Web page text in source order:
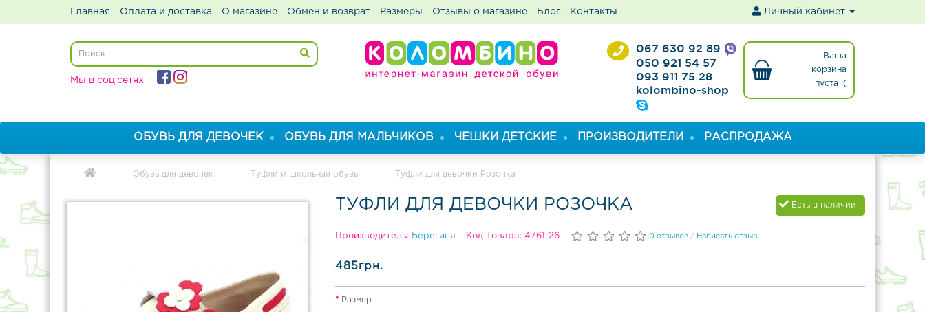
Главная Оплата и доставка О магазине Обмен и возврат Размеры Отзывы о магазине Блог Контакты Личный кабинет
Мы в соц.сетях
067 630 92 89
050 921 54 57
093 911 75 28
kolombino-shop
Ваша
корзина
пуста :(
ОБУВЬ ДЛЯ ДЕВОЧЕК ОБУВЬ ДЛЯ МАЛЬЧИКОВ ЧЕШКИ ДЕТСКИЕ ПРОИЗВОДИТЕЛИ РАСПРОДАЖА
Обувь для девочек Туфли и школьная обувь Туфли для девочки Розочка
ТУФЛИ ДЛЯ ДЕВОЧКИ РОЗОЧКА Есть в наличии
Производитель: Берегиня Код Товара: 4761-26 0 отзывов / Написать отзыв
485грн.
Размер